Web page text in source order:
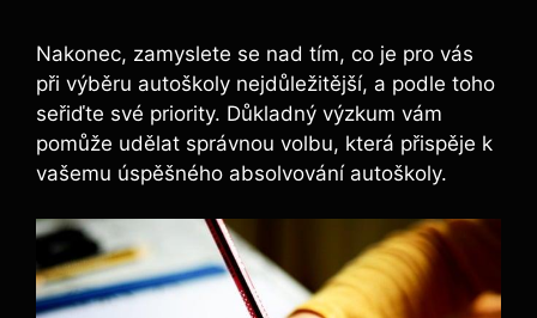
Nakonec, zamyslete se nad tím, co je pro vás
při výběru autoškoly nejdůležitější, a podle toho
seřiďte své priority. Důkladný výzkum vám
pomůže udělat správnou volbu, která přispěje k
vašemu úspěšného absolvování autoškoly.